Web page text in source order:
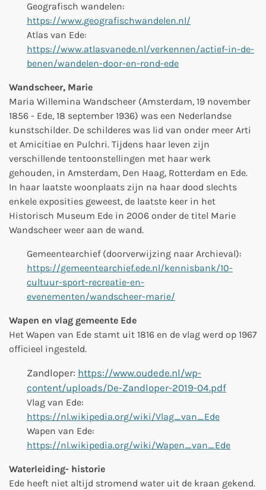
Geografisch wandelen:
https://www.geografischwandelen.nl/
Atlas van Ede:
https://www.atlasvanede.nl/verkennen/actief-in-de-
benen/wandelen-door-en-rond-ede
Wandscheer, Marie
Maria Willemina Wandscheer (Amsterdam, 19 november
1856 - Ede, 18 september 1936) was een Nederlandse
kunstschilder. De schilderes was lid van onder meer Arti
et Amicitiae en Pulchri. Tijdens haar leven zijn
verschillende tentoonstellingen met haar werk
gehouden, in Amsterdam, Den Haag, Rotterdam en Ede.
In haar laatste woonplaats zijn na haar dood slechts
enkele exposities geweest, de laatste keer in het
Historisch Museum Ede in 2006 onder de titel Marie
Wandscheer weer aan de wand.
Gemeentearchief (doorverwijzing naar Archieval):
https://gemeentearchief.ede.nl/kennisbank/10-
cultuur-sport-recreatie-en-
evenementen/wandscheer-marie/
Wapen en vlag gemeente Ede
Het Wapen van Ede stamt uit 1816 en de vlag werd op 1967
officieel ingesteld.
Zandloper: https://www.oudede.nl/wp-
content/uploads/De-Zandloper-2019-04.pdf
Vlag van Ede:
https://nl.wikipedia.org/wiki/Vlag_van_Ede
Wapen van Ede:
https://nl.wikipedia.org/wiki/Wapen_van_Ede
Waterleiding- historie
Ede heeft niet altijd stromend water uit de kraan gekend.